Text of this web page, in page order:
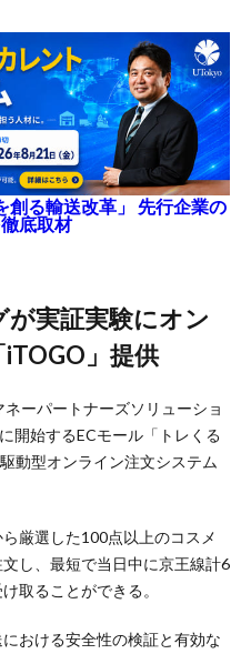
創る輸送改革」 先行企業の
底取材
」提供
ーパートナーズソリューショ
開始するECモール「トレくる
動型オンライン注文システム
厳選した100点以上のコスメ
し、最短で当日中に京王線計6
取ることができる。
おける安全性の検証と有効な